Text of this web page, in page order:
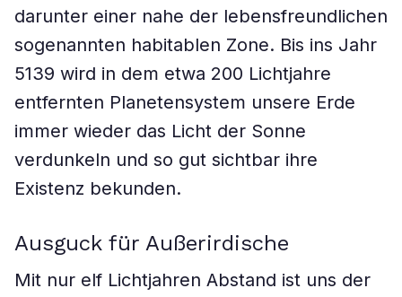
darunter einer nahe der lebensfreundlichen
sogenannten habitablen Zone. Bis ins Jahr
5139 wird in dem etwa 200 Lichtjahre
entfernten Planetensystem unsere Erde
immer wieder das Licht der Sonne
verdunkeln und so gut sichtbar ihre
Existenz bekunden.
Ausguck für Außerirdische
Mit nur elf Lichtjahren Abstand ist uns der